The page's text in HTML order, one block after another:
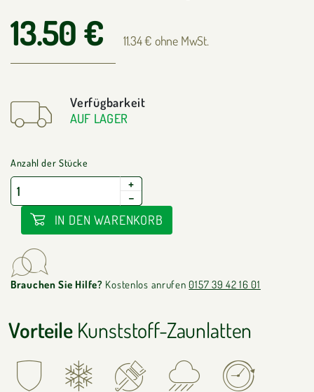
13.50 € 11.34 € ohne MwSt.
Verfügbarkeit
AUF LAGER
Anzahl der Stücke
+
−
IN DEN WARENKORB
Brauchen Sie Hilfe? Kostenlos anrufen0157 39 42 16 01
VorteileKunststoff-Zaunlatten